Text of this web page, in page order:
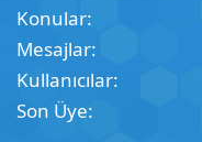
Konular
Mesajlar
Kullanıcılar
Son Üye